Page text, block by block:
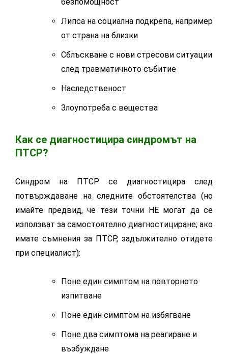
Липса на социална подкрепа, например
от страна на близки
Сблъскване с нови стресови ситуации
след травматичното събитие
Наследственост
Злоупотреба с вещества
Как се диагностицира синдромът на
ПТСР?
Синдром на ПТСР се диагностицира след
потвърждаване на следните обстоятелства (но
имайте предвид, че тези точни НЕ могат да се
използват за самостоятелно диагностициране; ако
имате съмнения за ПТСР, задължително отидете
при специалист):
Поне един симптом на повторното
изпитване
Поне един симптом на избягване
Поне два симптома на реагиране и
възбуждане